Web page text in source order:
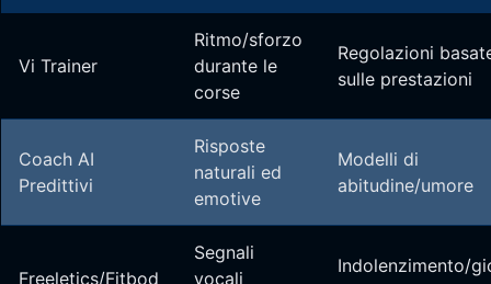
Vi Trainer
Ritmo/sforzo
durante le
corse
Regolazioni
sulle prestazioni
Coach AI
Predittivi
Risposte
naturali ed
emotive
Modelli di
abitudine/umore
Freeletics/Fitbod
Segnali
vocali
Indolenzimento/